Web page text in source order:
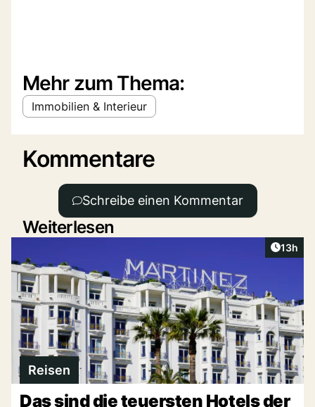
Mehr zum Thema:
Immobilien & Interieur
Kommentare
Schreibe einen Kommentar
Weiterlesen
Artikel
13h
Reisen
Das sind die teuersten Hotels der